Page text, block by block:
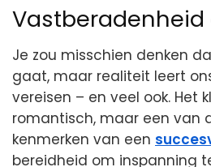
Vastberadenheid
Je zou misschien denken
gaat, maar realiteit leert
vereisen – en veel ook. Het
romantisch, maar een van
kenmerken van een
bereidheid om inspanning